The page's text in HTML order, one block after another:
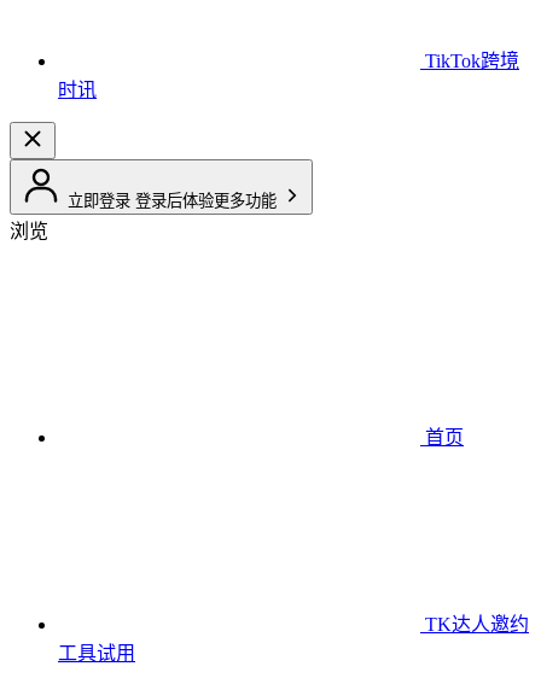
TikTok跨境
时讯
立即登录 登录后体验更多功能
浏览
首页
TK达人邀约
工具试用